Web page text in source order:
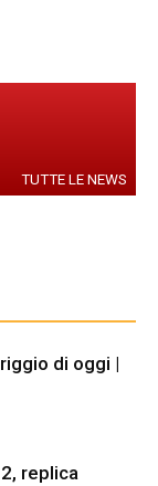
TUTTE LE NEWS
di oggi |
replica